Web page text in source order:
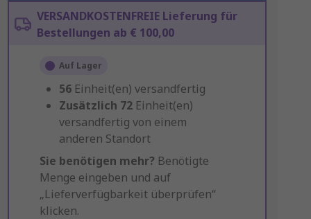
VERSANDKOSTENFREIE Lieferung für
Bestellungen ab € 100,00
Auf Lager
56 Einheit(en) versandfertig
Zusätzlich 72 Einheit(en)
versandfertig von einem
anderen Standort
Sie benötigen mehr? Benötigte
Menge eingeben und auf
„Lieferverfügbarkeit überprüfen“
klicken.